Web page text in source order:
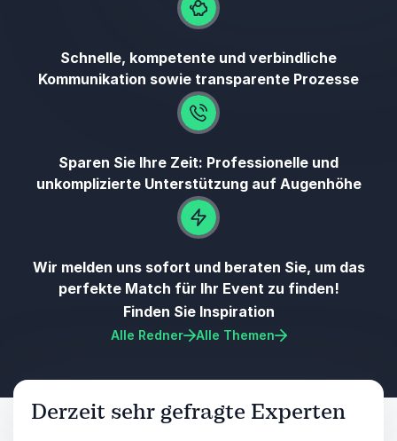
Schnelle, kompetente und verbindliche
Kommunikation sowie transparente Prozesse
Sparen Sie Ihre Zeit: Professionelle und
unkomplizierte Unterstützung auf Augenhöhe
Wir melden uns sofort und beraten Sie, um das
perfekte Match für Ihr Event zu finden!
Finden Sie Inspiration
Alle Redner Alle Themen
Derzeit sehr gefragte Experten